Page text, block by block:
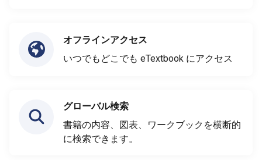
オフラインアクセス
いつでもどこでも eTextbook にアクセス
グローバル検索
書籍の内容、図表、ワークブックを横断的
に検索できます。